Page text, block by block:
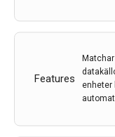
Features
enheter
Två